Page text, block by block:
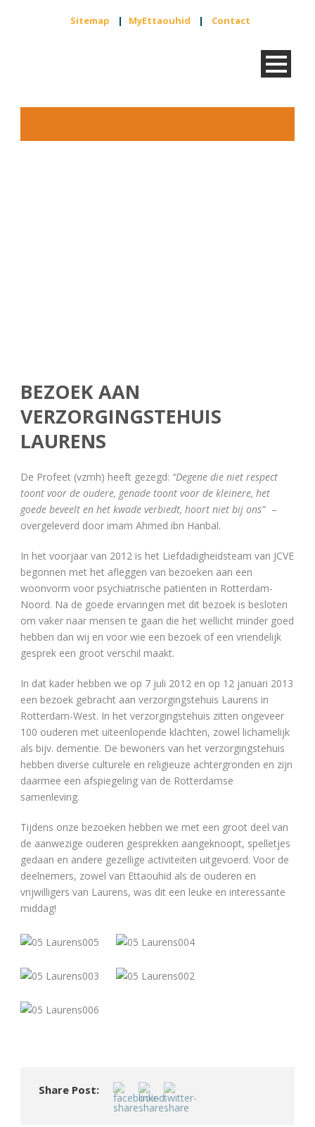
Sitemap | MyEttaouhid | Contact
BEZOEK AAN
VERZORGINGSTEHUIS
LAURENS
De Profeet (vzmh) heeft gezegd: “Degene die niet respect
toont voor de oudere, genade toont voor de kleinere, het
goede beveelt en het kwade verbiedt, hoort niet bij ons” –
overgeleverd door imam Ahmed ibn Hanbal.
In het voorjaar van 2012 is het Liefdadigheidsteam van JCVE
begonnen met het afleggen van bezoeken aan een
woonvorm voor psychiatrische patiënten in Rotterdam-
Noord. Na de goede ervaringen met dit bezoek is besloten
om vaker naar mensen te gaan die het wellicht minder goed
hebben dan wij en voor wie een bezoek of een vriendelijk
gesprek een groot verschil maakt.
In dat kader hebben we op 7 juli 2012 en op 12 januari 2013
een bezoek gebracht aan verzorgingstehuis Laurens in
Rotterdam-West. In het verzorgingstehuis zitten ongeveer
100 ouderen met uiteenlopende klachten, zowel lichamelijk
als bijv. dementie. De bewoners van het verzorgingstehuis
hebben diverse culturele en religieuze achtergronden en zijn
daarmee een afspiegeling van de Rotterdamse
samenleving.
Tijdens onze bezoeken hebben we met een groot deel van
de aanwezige ouderen gesprekken aangeknoopt, spelletjes
gedaan en andere gezellige activiteiten uitgevoerd. Voor de
deelnemers, zowel van Ettaouhid als de ouderen en
vrijwilligers van Laurens, was dit een leuke en interessante
middag!
Share Post: